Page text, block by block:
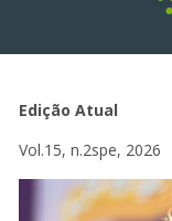
Edição Atual
Vol.15, n.2spe, 2026